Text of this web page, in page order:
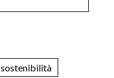
sostenibilità